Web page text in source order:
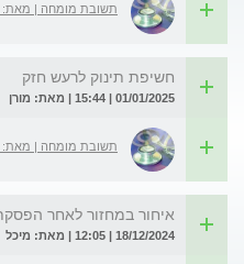
תשובת מומחה | מאת:
חשיפת תינוק לרעש חזק
01/01/2025 | 15:44 | מאת: מורן
תשובת מומחה | מאת:
איחור במחזור לאחר
18/12/2024 | 12:05 | מאת: מיכל